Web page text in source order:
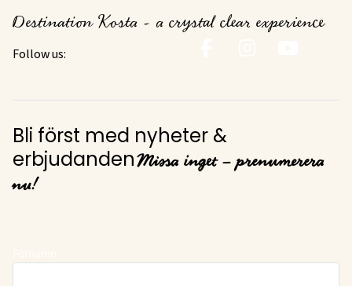
Destination Kosta - a crystal clear experience
Follow us:
Bli först med nyheter &
erbjudanden Missa inget – prenumerera
nu!